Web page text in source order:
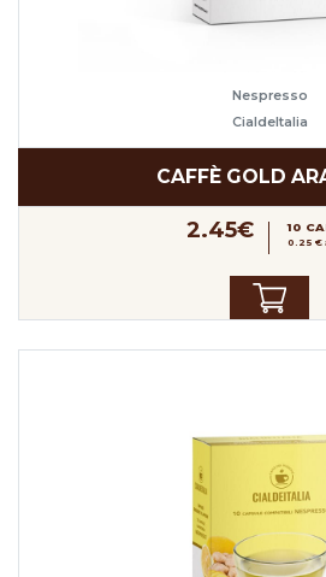
Nespresso
CialdeItalia
CAFFÈ GOLD
2.45€ 10
0.25 €